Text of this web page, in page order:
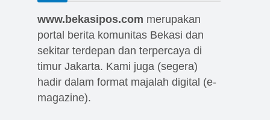
www.bekasipos.com merupakan
portal berita komunitas Bekasi dan
sekitar terdepan dan terpercaya di
timur Jakarta. Kami juga (segera)
hadir dalam format majalah digital (e-
magazine).